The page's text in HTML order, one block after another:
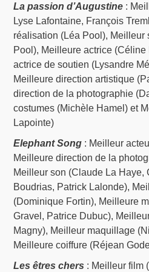
La passion d’Augustine :
Lyse Lafontaine, François
réalisation (Léa Pool), Meilleur
Pool), Meilleure actrice
actrice de soutien (Lysandre
Meilleure direction artistique
direction de la photographie
costumes (Michèle Hamel) et
Lapointe)
Elephant Song : Meilleur
Meilleure direction de la
Meilleur son (Claude La Haye,
Boudrias, Patrick Lalonde),
(Dominique Fortin), Meilleure
Gravel, Patrice Dubuc),
Magny), Meilleur maquillage
Meilleure coiffure (Réjean
Les êtres chers : Meilleur film